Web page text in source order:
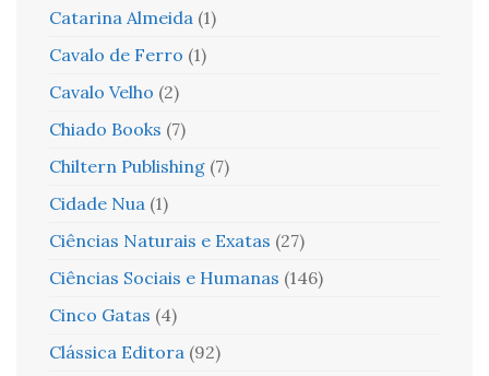
Catarina Almeida (1)
Cavalo de Ferro (1)
Cavalo Velho (2)
Chiado Books (7)
Chiltern Publishing (7)
Cidade Nua (1)
Ciências Naturais e Exatas (27)
Ciências Sociais e Humanas (146)
Cinco Gatas (4)
Clássica Editora (92)